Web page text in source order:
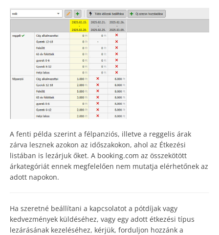
A fenti példa szerint a félpanziós, illetve a reggelis árak
zárva lesznek azokon az időszakokon, ahol az Étkezési
listában is lezárjuk őket. A booking.com az összekötött
árkategóriát ennek megfelelően nem mutatja elérhetőnek az
adott napokon.
Ha szeretné beállítani a kapcsolatot a pótdíjak vagy
kedvezmények küldéséhez, vagy egy adott étkezési típus
lezárásának kezeléséhez, kérjük, forduljon hozzánk a